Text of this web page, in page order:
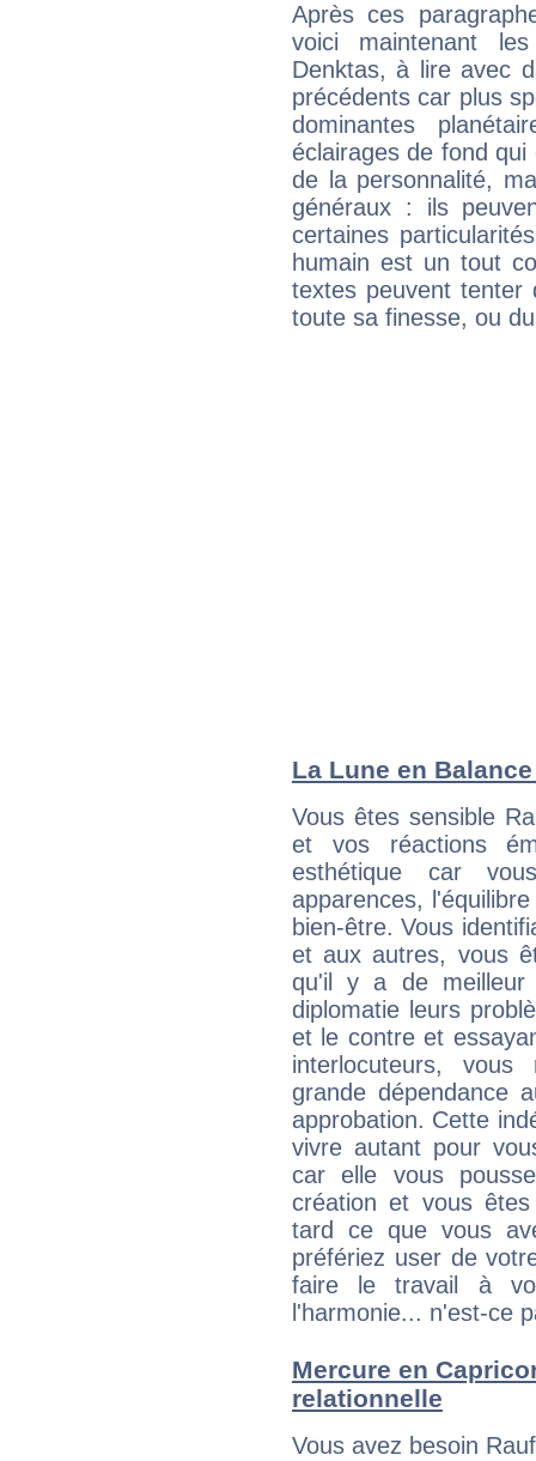
Après ces
voici maintenant
Denktas, à lire avec
précédents car plus
dominantes
éclairages de fond
de la personnalité,
généraux : ils
certaines
humain est un tout
textes peuvent tenter
toute sa finesse, ou
La Lune en
Vous êtes sensible
et vos réactions
esthétique car
apparences,
bien-être. Vous
et aux autres, vous
qu'il y a de
diplomatie leurs
et le contre et
interlocuteurs,
grande dépendance
approbation. Cette
vivre autant pour
car elle vous
création et vous
tard ce que vous
préfériez user de
faire le travail à
l'harmonie... n'est-ce
Mercure en
relationnelle
Vous avez besoin